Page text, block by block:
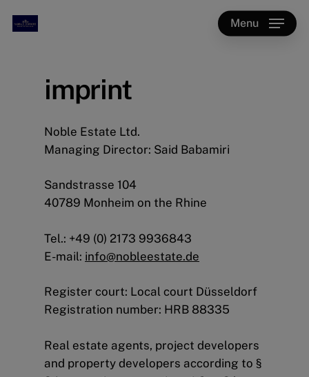
Menu
imprint
Noble Estate Ltd.
Managing Director: Said Babamiri
Sandstrasse 104
40789 Monheim on the Rhine
Tel.: +49 (0) 2173 9936843
E-mail: info@nobleestate.de
Register court: Local court Düsseldorf
Registration number: HRB 88335
Real estate agents, project developers
and property developers according to §